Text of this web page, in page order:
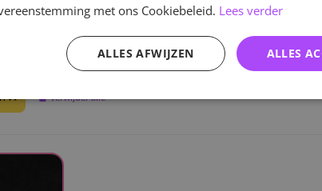
Dawn
Verwijder alle
met ons Cookiebeleid. Lees verder
ALLES
ALLES AFWIJZEN